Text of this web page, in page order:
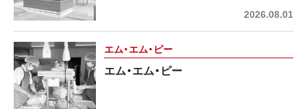
2026.08.01
エム・エム・ピー
エム・エム・ピー